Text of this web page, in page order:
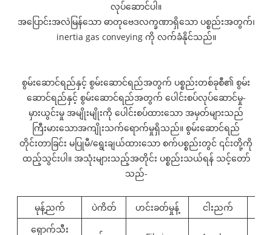
လုပ်ဆောင်ပါ။
အပြောင်းအလဲမြန်သော ဓာတုဗေဒလက္ခဏာရှိသော ပစ္စည်းအတွက်၊
inertia gas conveying ကို လက်ခံနိုင်သည်။
စွမ်းဆောင်ရည်နှင့် စွမ်းဆောင်ရည်အတွက် ပစ္စည်းတစ်ခုစီ၏ စွမ်း
ဆောင်ရည်နှင့် စွမ်းဆောင်ရည်အတွက် ပေါင်းစပ်လုပ်ဆောင်မှု-
မှားယွင်းမှု အမျိုးမျိုးကို ပေါင်းစပ်ထားသော အမှတ်များသည်
ကြီးမားသောအကျိုးသက်ရောက်မှုရှိသည်။ စွမ်းဆောင်ရည်
တိုင်းတာခြင်း မပြုမီ/ရွေးချယ်ထားသော စက်ပစ္စည်းတွင် ၎င်းတို့ကို
ထည့်သွင်းပါ။ အသုံးများသည့်အတိုင်း ပစ္စည်းသယ်ရန် သင့်တော်
သည်-
မုန့်ညက် ပဲကိတ် ဟင်းခတ်မှုန့်
ငါးညက်
ရှောက်သီး